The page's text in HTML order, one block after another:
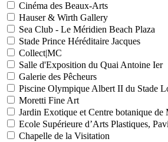
Cinéma des Beaux-Arts
Hauser & Wirth Gallery
Sea Club - Le Méridien Beach Plaza
Stade Prince Héréditaire Jacques
Collect|MC
Salle d'Exposition du Quai Antoine Ier
Galerie des Pêcheurs
Piscine Olympique Albert II du Stade
Moretti Fine Art
Jardin Exotique et Centre botanique de
Ecole Supérieure d’Arts Plastiques,
Chapelle de la Visitation